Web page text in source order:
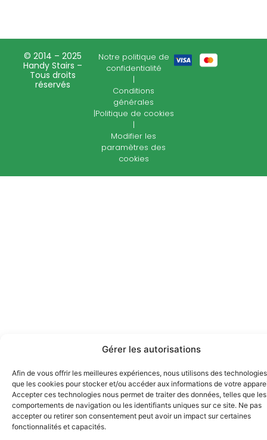
Gérer les autorisations
Afin de vous offrir les meilleures expériences, nous utilisons des
que les cookies pour stocker et/ou accéder aux informations de votre
Accepter ces technologies nous permet de traiter des données, telles que les
comportements de navigation ou les identifiants uniques sur ce site. Ne pas
accepter ou retirer son consentement peut avoir un impact sur certaines
fonctionnalités et capacités.
© 2014 – 2025
Handy Stairs –
Tous droits
réservés
Notre politique de
confidentialité
|
Conditions
générales
|Politique de cookies
|
Modifier les
paramètres des
cookies